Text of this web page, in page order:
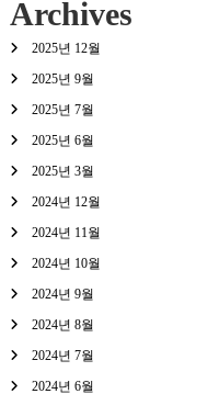
Archives
2025년 12월
2025년 9월
2025년 7월
2025년 6월
2025년 3월
2024년 12월
2024년 11월
2024년 10월
2024년 9월
2024년 8월
2024년 7월
2024년 6월